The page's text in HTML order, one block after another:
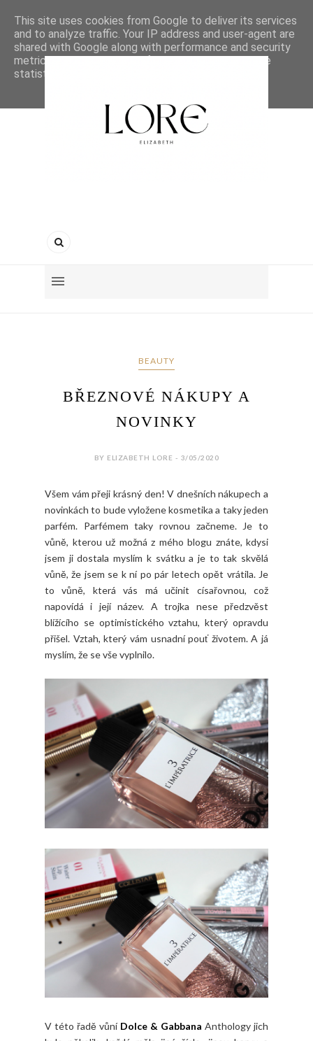
BEAUTY
BŘEZNOVÉ NÁKUPY A
NOVINKY
BY ELIZABETH LORE - 3/05/2020
Všem vám přeji krásný den! V dnešních nákupech a
novinkách to bude vyložene kosmetika a taky jeden
parfém. Parfémem taky rovnou začneme. Je to
vůně, kterou už možná z mého blogu znáte, kdysi
jsem ji dostala myslím k svátku a je to tak skvělá
vůně, že jsem se k ní po pár letech opět vrátila. Je
to vůně, která vás má učinit císařovnou, což
napovídá i její název. A trojka nese předzvěst
blížícího se optimistického vztahu, který opravdu
přišel. Vztah, který vám usnadní pouť životem. A já
myslím, že se vše vyplnilo.
V této řadě vůní Dolce & Gabbana Anthology jich
This site uses cookies from Google to deliver its services
and to analyze traffic. Your IP address and user-agent are
shared with Google along with performance and security
metrics to ensure quality of service, generate usage
statistics, and to detect and address abuse.